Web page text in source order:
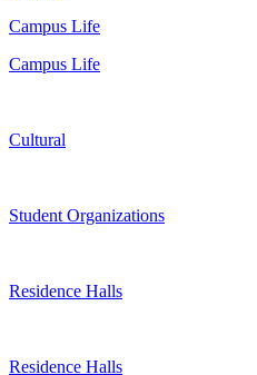
Campus Life
Campus Life
Cultural
Student Organizations
Residence Halls
Residence Halls